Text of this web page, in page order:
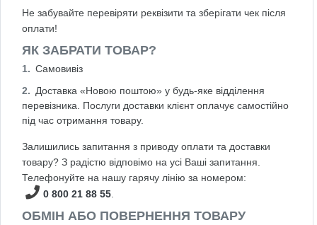
Не забувайте перевіряти реквізити та зберігати чек після
оплати!
ЯК ЗАБРАТИ ТОВАР?
Самовивіз
Доставка «Новою поштою» у будь-яке відділення
перевізника. Послуги доставки клієнт оплачує самостійно
під час отримання товару.
Залишились запитання з приводу оплати та доставки
товару? З радістю відповімо на усі Ваші запитання.
Телефонуйте на нашу гарячу лінію за номером:
0 800 21 88 55
ОБМІН АБО ПОВЕРНЕННЯ ТОВАРУ